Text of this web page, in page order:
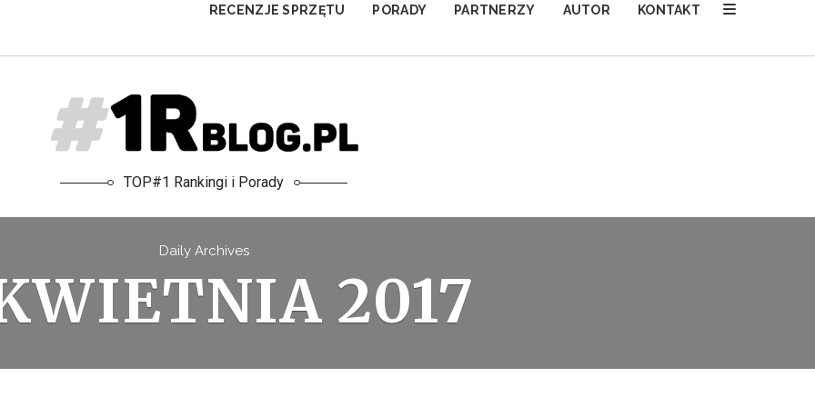
RECENZJE SPRZĘTU PORADY PARTNERZY AUTOR KONTAKT
TOP#1 Rankingi i Porady
Daily Archives
2017